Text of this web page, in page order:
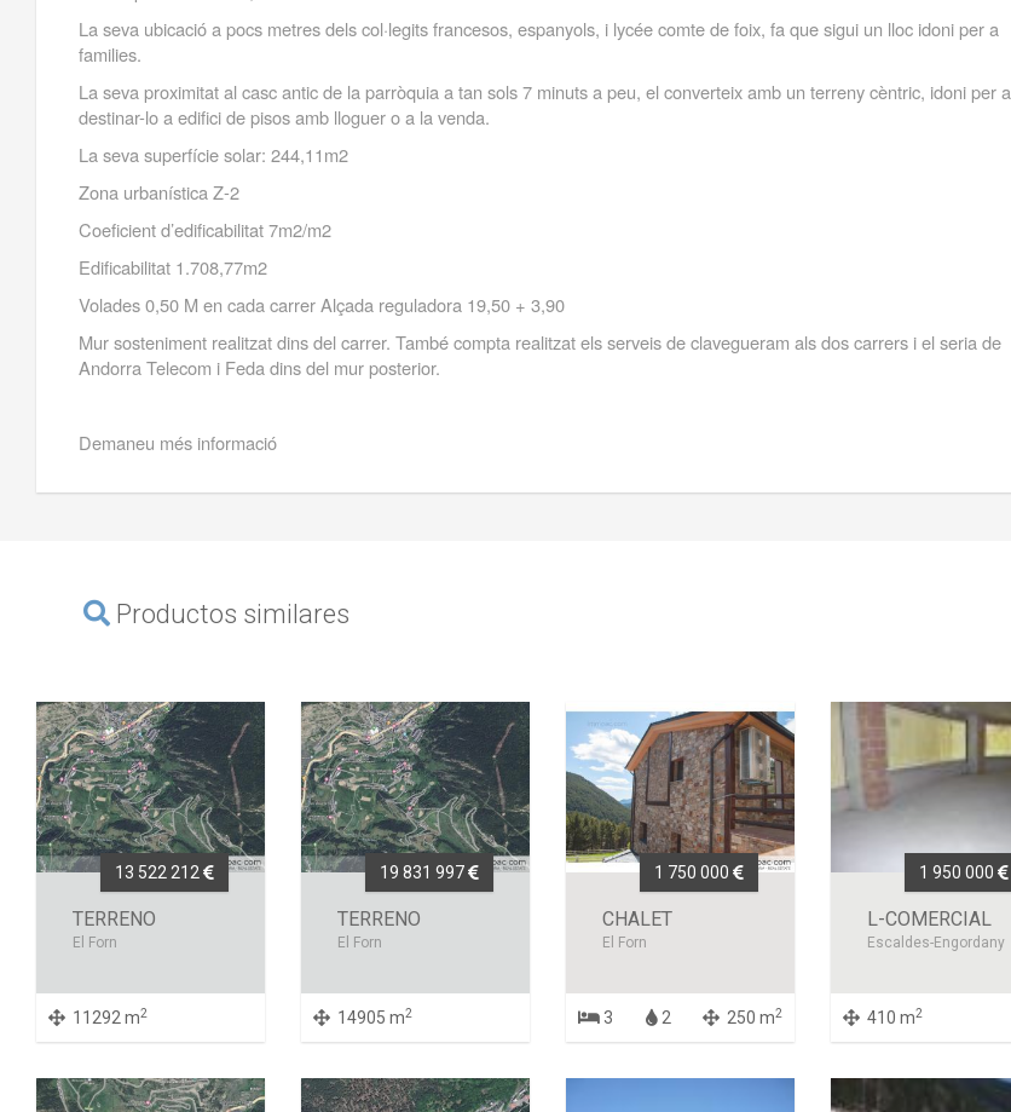
La seva ubicació a pocs metres dels col·legits francesos, espanyols, i lycée comte de foix, fa que sigui un lloc idoni per a
families.
La seva proximitat al casc antic de la parròquia a tan sols 7 minuts a peu, el converteix amb un terreny cèntric, idoni per a
destinar-lo a edifici de pisos amb lloguer o a la venda.
La seva superfície solar: 244,11m2
Zona urbanística Z-2
Coeficient d’edificabilitat 7m2/m2
Edificabilitat 1.708,77m2
Volades 0,50 M en cada carrer Alçada reguladora 19,50 + 3,90
Mur sosteniment realitzat dins del carrer. També compta realitzat els serveis de clavegueram als dos carrers i el seria de
Andorra Telecom i Feda dins del mur posterior.
Demaneu més informació
Productos similares
13 522 212
TERRENO
El Forn
11292 m2
19 831 997
TERRENO
El Forn
14905 m2
1 750 000
CHALET
El Forn
3 2 250 m2
1 950 000
L-COMERCIAL
Escaldes-Engordany
410 m2